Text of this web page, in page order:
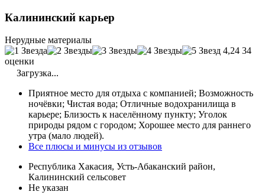
Калининский карьер
Нерудные материалы
4,24 34
оценки
Загрузка...
Приятное место для отдыха с компанией; Возможность
ночёвки; Чистая вода; Отличные водохранилища в
карьере; Близость к населённому пункту; Уголок
природы рядом с городом; Хорошее место для раннего
утра (мало людей).
Все плюсы и минусы из отзывов
Республика Хакасия, Усть-Абаканский район,
Калининский сельсовет
Не указан